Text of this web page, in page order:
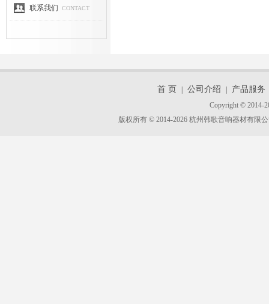
联系我们 CONTACT
首 页 公司介绍 产品服务
Copyright © 2014-
版权所有 © 2014-2026 杭州韩歌音响器材有限